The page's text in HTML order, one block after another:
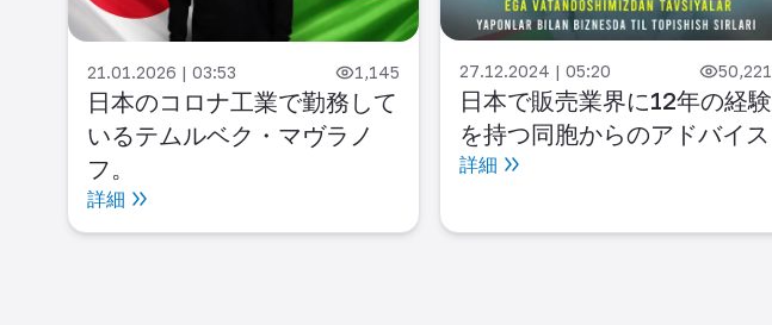
21.01.2026 | 03:53 1,145
日本のコロナ工業で勤務して
いるテムルベク・マヴラノ
フ。
詳細
27.12.2024 | 05:20 50,221
日本で販売業界に12年の経験
を持つ同胞からのアドバイス
詳細